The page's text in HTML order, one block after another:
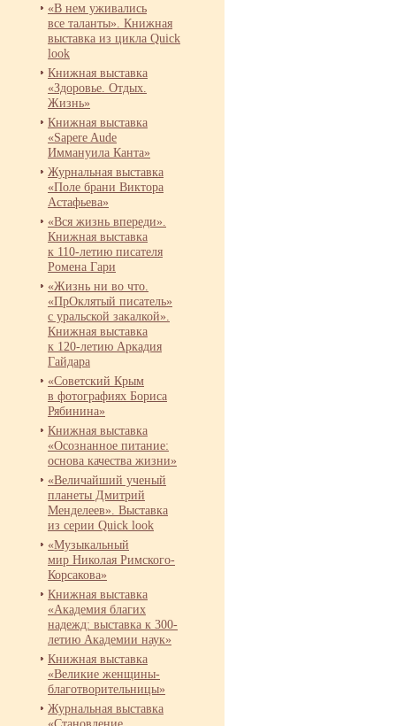
«В нем уживались
все таланты». Книжная
выставка из цикла Quick
look
Книжная выставка
«Здоровье. Отдых.
Жизнь»
Книжная выставка
«Sapere Aude
Иммануила Канта»
Журнальная выставка
«Поле брани Виктора
Астафьева»
«Вся жизнь впереди».
Книжная выставка
к 110-летию писателя
Ромена Гари
«Жизнь ни во что.
«ПрОклятый писатель»
с уральской закалкой».
Книжная выставка
к 120-летию Аркадия
Гайдара
«Советский Крым
в фотографиях Бориса
Рябинина»
Книжная выставка
«Осознанное питание:
основа качества жизни»
«Величайший ученый
планеты Дмитрий
Менделеев». Выставка
из серии Quick look
«Музыкальный
мир Николая Римского-
Корсакова»
Книжная выставка
«Академия благих
надежд: выставка к 300-
летию Академии наук»
Книжная выставка
«Великие женщины-
благотворительницы»
Журнальная выставка